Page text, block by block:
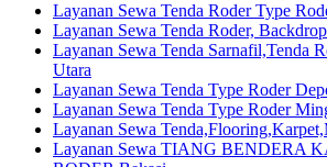
Layanan Sewa Tenda Roder Type
Layanan Sewa Tenda Roder,
Layanan Sewa Tenda Sarnafil,Tenda
Utara
Layanan Sewa Tenda Type Roder
Layanan Sewa Tenda Type Roder
Layanan Sewa
Layanan Sewa TIANG BENDERA